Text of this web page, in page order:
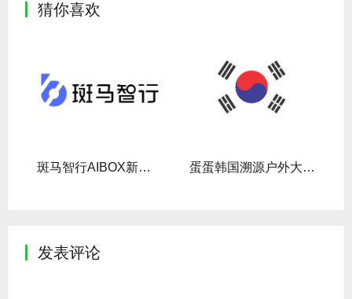
猜你喜欢
斑马智行AIBOX新品发布 蛋蛋韩国溯源户外大屏投放
发表评论